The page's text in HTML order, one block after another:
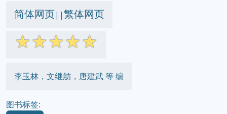
简体网页||繁体网页
☆☆☆☆☆
李玉林，文继舫，唐建武 等 编
图书标签: